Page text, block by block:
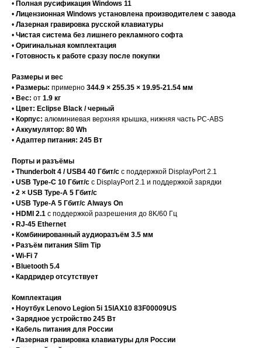
• Полная русификация Windows 11
• Лицензионная Windows установлена производителем с завода
• Лазерная гравировка русской клавиатуры
• Чистая система без лишнего рекламного софта
• Оригинальная комплектация
• Готовность к работе сразу после покупки
Размеры и вес
• Размеры: примерно 344.9 × 255.35 × 19.95-21.54 мм
• Вес: от 1.9 кг
• Цвет: Eclipse Black / черный
• Корпус: алюминиевая верхняя крышка, нижняя часть PC-ABS
• Аккумулятор: 80 Wh
• Адаптер питания: 245 Вт
Порты и разъёмы
• Thunderbolt 4 / USB4 40 Гбит/с с поддержкой DisplayPort 2.1
• USB Type-C 10 Гбит/с с DisplayPort 2.1 и поддержкой зарядки
• 2 × USB Type-A 5 Гбит/с
• USB Type-A 5 Гбит/с Always On
• HDMI 2.1 с поддержкой разрешения до 8K/60 Гц
• RJ-45 Ethernet
• Комбинированный аудиоразъём 3.5 мм
• Разъём питания Slim Tip
• Wi-Fi 7
• Bluetooth 5.4
• Кардридер отсутствует
Комплектация
• Ноутбук Lenovo Legion 5i 15IAX10 83F00009US
• Зарядное устройство 245 Вт
• Кабель питания для России
• Лазерная гравировка клавиатуры для России